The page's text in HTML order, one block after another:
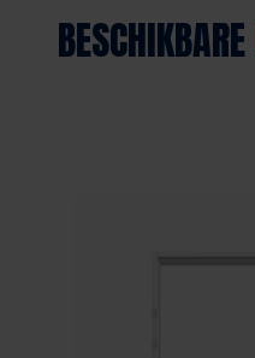
BESCHIKBARE